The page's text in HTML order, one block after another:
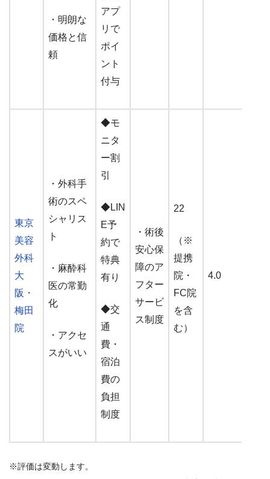
・明朗な
価格と信
頼
アプ
リで
ポイ
ント
付与
東京
美容
外科
大
阪・
梅田
院
・外科手
術のスペ
シャリス
ト
・麻酔科
医の常勤
化
・アクセ
スがいい
◆モ
ニタ
ー割
引
◆LIN
E予
約で
特典
有り
◆交
通
費・
宿泊
費の
負担
制度
・術後
安心保
障のア
フター
サービ
ス制度
22
（※
提携
院・
FC院
を含
む）
4.0
※評価は変動します。